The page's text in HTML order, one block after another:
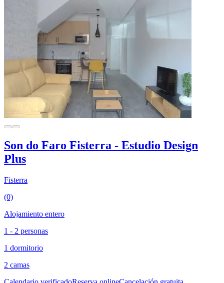
Son do Faro Fisterra - Estudio Design
Plus
Fisterra
(0)
Alojamiento entero
1 - 2 personas
1 dormitorio
2 camas